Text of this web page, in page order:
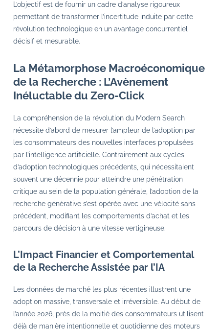
L’objectif est de fournir un cadre d’analyse rigoureux
permettant de transformer l’incertitude induite par cette
révolution technologique en un avantage concurrentiel
décisif et mesurable.
La Métamorphose Macroéconomique
de la Recherche : L’Avènement
Inéluctable du Zero-Click
La compréhension de la révolution du Modern Search
nécessite d’abord de mesurer l’ampleur de l’adoption par
les consommateurs des nouvelles interfaces propulsées
par l’intelligence artificielle. Contrairement aux cycles
d’adoption technologiques précédents, qui nécessitaient
souvent une décennie pour atteindre une pénétration
critique au sein de la population générale, l’adoption de la
recherche générative s’est opérée avec une vélocité sans
précédent, modifiant les comportements d’achat et les
parcours de décision à une vitesse vertigineuse.
L’Impact Financier et Comportemental
de la Recherche Assistée par l’IA
Les données de marché les plus récentes illustrent une
adoption massive, transversale et irréversible. Au début de
l’année 2026, près de la moitié des consommateurs utilisent
déjà de manière intentionnelle et quotidienne des moteurs